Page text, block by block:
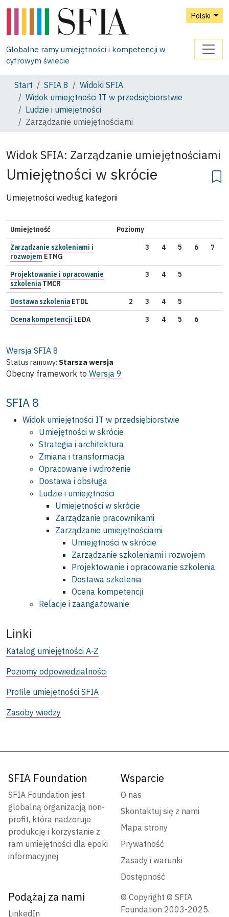
Polski
Globalne ramy umiejętności i kompetencji w
cyfrowym świecie
Start SFIA 8
Widoki SFIA
Widok umiejętności IT w przedsiębiorstwie
Ludzie i umiejętności
Zarządzanie umiejętnościami
Widok SFIA: Zarządzanie umiejętnościami
Umiejętności w skrócie
Umiejętności według kategorii
Umiejętność
Poziomy
Zarządzanie szkoleniami i
rozwojem ETMG
3 4 5 6 7
Projektowanie i opracowanie
szkolenia TMCR
3 4 5
Dostawa szkolenia ETDL 2 3 4
5
Ocena kompetencji LEDA 3 4 5 6
Wersja SFIA 8
Status ramowy: Starsza wersja
Obecny framework to Wersja 9
SFIA 8
Widok umiejętności IT w przedsiębiorstwie
Umiejętności w skrócie
Strategia i architektura
Zmiana i transformacja
Opracowanie i wdrożenie
Dostawa i obsługa
Ludzie i umiejętności
Umiejętności w skrócie
Zarządzanie pracownikami
Zarządzanie umiejętnościami
Umiejętności w skrócie
Zarządzanie szkoleniami i rozwojem
Projektowanie i opracowanie szkolenia
Dostawa szkolenia
Ocena kompetencji
Relacje i zaangażowanie
Linki
Katalog umiejętności A-Z
Poziomy odpowiedzialności
Profile umiejętności SFIA
Zasoby wiedzy
SFIA Foundation
SFIA Foundation jest
globalną organizacją non-
profit, która nadzoruje
produkcję i korzystanie z
ram umiejętności dla epoki
informacyjnej
Wsparcie
O nas
Skontaktuj się z nami
Mapa strony
Prywatność
Zasady i warunki
Dostępność
Podążaj za nami
LinkedIn
© Copyright © SFIA
Foundation 2003-2025.